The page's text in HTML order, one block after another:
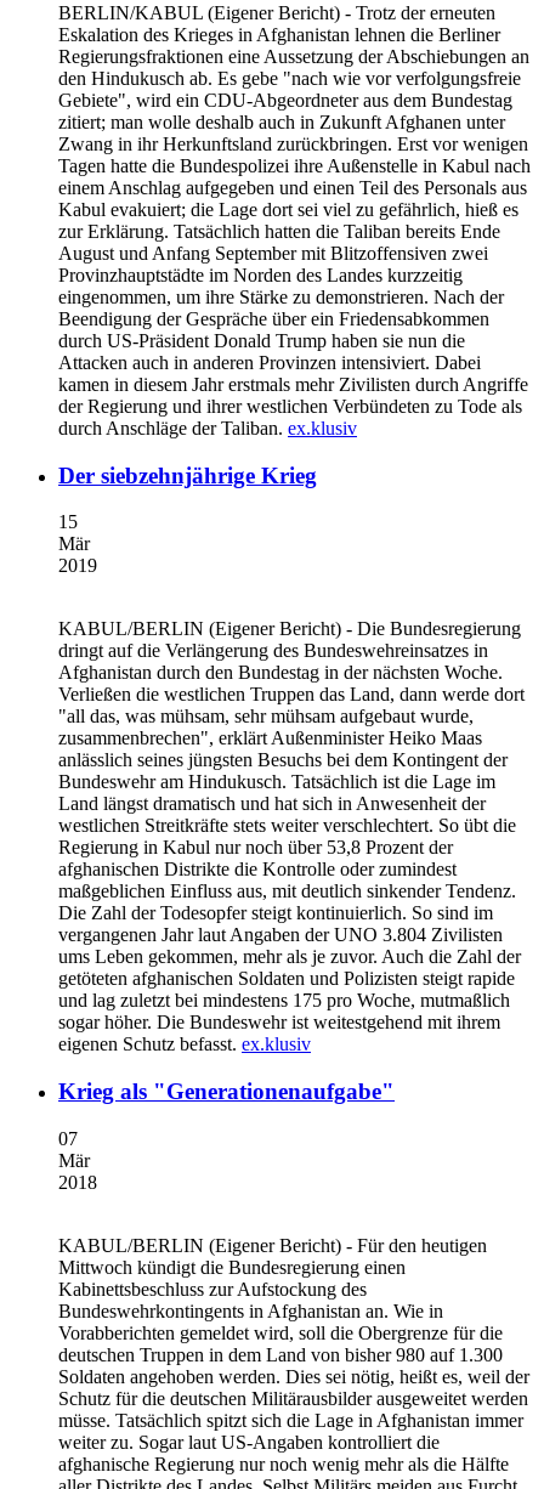
BERLIN/KABUL (Eigener Bericht) - Trotz der erneuten
Eskalation des Krieges in Afghanistan lehnen die Berliner
Regierungsfraktionen eine Aussetzung der Abschiebungen an
den Hindukusch ab. Es gebe "nach wie vor verfolgungsfreie
Gebiete", wird ein CDU-Abgeordneter aus dem Bundestag
zitiert; man wolle deshalb auch in Zukunft Afghanen unter
Zwang in ihr Herkunftsland zurückbringen. Erst vor wenigen
Tagen hatte die Bundespolizei ihre Außenstelle in Kabul nach
einem Anschlag aufgegeben und einen Teil des Personals aus
Kabul evakuiert; die Lage dort sei viel zu gefährlich, hieß es
zur Erklärung. Tatsächlich hatten die Taliban bereits Ende
August und Anfang September mit Blitzoffensiven zwei
Provinzhauptstädte im Norden des Landes kurzzeitig
eingenommen, um ihre Stärke zu demonstrieren. Nach der
Beendigung der Gespräche über ein Friedensabkommen
durch US-Präsident Donald Trump haben sie nun die
Attacken auch in anderen Provinzen intensiviert. Dabei
kamen in diesem Jahr erstmals mehr Zivilisten durch Angriffe
der Regierung und ihrer westlichen Verbündeten zu Tode als
durch Anschläge der Taliban. ex.klusiv
Der siebzehnjährige Krieg
15
Mär
2019
KABUL/BERLIN (Eigener Bericht) - Die Bundesregierung
dringt auf die Verlängerung des Bundeswehreinsatzes in
Afghanistan durch den Bundestag in der nächsten Woche.
Verließen die westlichen Truppen das Land, dann werde dort
"all das, was mühsam, sehr mühsam aufgebaut wurde,
zusammenbrechen", erklärt Außenminister Heiko Maas
anlässlich seines jüngsten Besuchs bei dem Kontingent der
Bundeswehr am Hindukusch. Tatsächlich ist die Lage im
Land längst dramatisch und hat sich in Anwesenheit der
westlichen Streitkräfte stets weiter verschlechtert. So übt die
Regierung in Kabul nur noch über 53,8 Prozent der
afghanischen Distrikte die Kontrolle oder zumindest
maßgeblichen Einfluss aus, mit deutlich sinkender Tendenz.
Die Zahl der Todesopfer steigt kontinuierlich. So sind im
vergangenen Jahr laut Angaben der UNO 3.804 Zivilisten
ums Leben gekommen, mehr als je zuvor. Auch die Zahl der
getöteten afghanischen Soldaten und Polizisten steigt rapide
und lag zuletzt bei mindestens 175 pro Woche, mutmaßlich
sogar höher. Die Bundeswehr ist weitestgehend mit ihrem
eigenen Schutz befasst. ex.klusiv
Krieg als "Generationenaufgabe"
07
Mär
2018
KABUL/BERLIN (Eigener Bericht) - Für den heutigen
Mittwoch kündigt die Bundesregierung einen
Kabinettsbeschluss zur Aufstockung des
Bundeswehrkontingents in Afghanistan an. Wie in
Vorabberichten gemeldet wird, soll die Obergrenze für die
deutschen Truppen in dem Land von bisher 980 auf 1.300
Soldaten angehoben werden. Dies sei nötig, heißt es, weil der
Schutz für die deutschen Militärausbilder ausgeweitet werden
müsse. Tatsächlich spitzt sich die Lage in Afghanistan immer
weiter zu. Sogar laut US-Angaben kontrolliert die
afghanische Regierung nur noch wenig mehr als die Hälfte